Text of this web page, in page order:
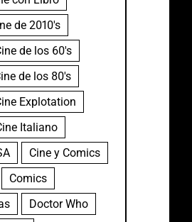
de 2010's
de los 60's
de los 80's
Explotation
Italiano
Cine y Comics
Comics
Doctor Who